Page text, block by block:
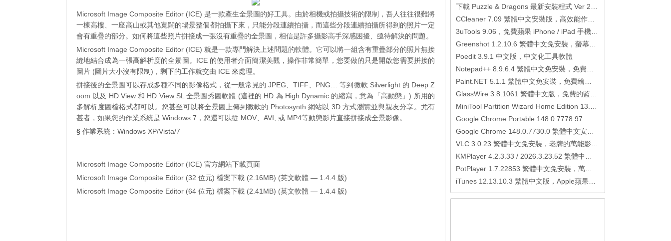
Microsoft Image Composite Editor (ICE) 是一款產生全景圖的好工具。由於相機或拍攝技術的限制，吾人往往很難將
一棟高樓、一座高山或其他寬闊的場景整個都拍攝下來，只能分段連續拍攝，而這些分段連續拍攝所得到的照片一定
會有重疊的部分。如何將這些照片拼接成一張沒有重疊的全景圖，相信是許多攝影高手深感困擾、亟待解決的問題。
Microsoft Image Composite Editor (ICE) 就是一款專門解決上述問題的軟體。它可以將一組含有重疊部分的照片無接
縫地結合成為一張高解析度的全景圖。ICE 的使用者介面簡潔美觀，操作非常簡單，您要做的只是開啟您需要拼接的
圖片 (圖片大小沒有限制)，剩下的工作就交由 ICE 來處理。
拼接後的全景圖可以存成多種不同的影像格式，從一般常見的 JPEG、TIFF、PNG… 等到微軟 Silverlight 的 Deep Z
oom 以及 HD View 和 HD View SL 全景圖秀圖軟體 (這裡的 HD 為 High Dynamic 的縮寫，意為「高動態」) 所用的
多解析度圖檔格式都可以。您甚至可以將全景圖上傳到微軟的 Photosynth 網站以 3D 方式瀏覽並與親友分享。尤有
甚者，如果您的作業系統是 Windows 7，您還可以從 MOV、AVI, 或 MP4等動態影片直接拼接成全景影像。
§ 作業系統：Windows XP/Vista/7
Microsoft Image Composite Editor (ICE) 官方網站下載頁面
Microsoft Image Composite Editor (32 位元) 檔案下載 (2.16MB) (英文軟體 — 1.4.4 版)
Microsoft Image Composite Editor (64 位元) 檔案下載 (2.41MB) (英文軟體 — 1.4.4 版)
Poedit 3.9.1 中文版，中文化工具軟體